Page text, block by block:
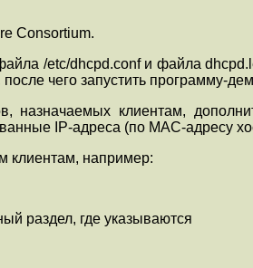
Consortium.
/etc/dhcpd.conf и файла
чего запустить программу-
назначаемых клиентам,
IP-адреса (по MAC-адресу
клиентам, например:
раздел, где указываются